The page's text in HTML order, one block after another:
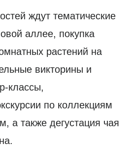
ждут тематические
аллее, покупка
растений на
викторины и
классы,
по коллекциям
а также дегустация чая